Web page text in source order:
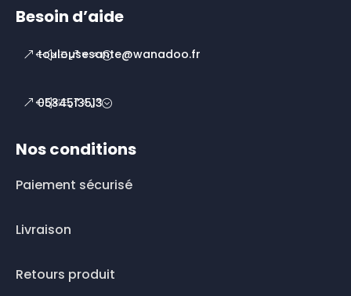
Besoin d’aide
toulousesante@wanadoo.fr
0534513513
Nos conditions
Paiement sécurisé
Livraison
Retours produit